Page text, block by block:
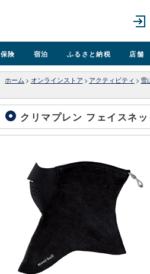
保険 宿泊 ふるさと納税 店舗
ホーム > オンラインストア > アクティビティ > 雪
クリマプレン フェイスネ